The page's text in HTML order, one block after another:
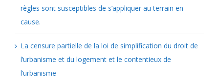
règles sont susceptibles de s’appliquer au terrain en
cause.
La censure partielle de la loi de simplification du droit de
l’urbanisme et du logement et le contentieux de
l’urbanisme